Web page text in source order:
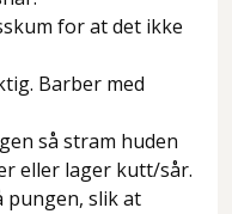
for at det ikke
Barber med
så stram huden
eller lager kutt/sår.
pungen, slik at